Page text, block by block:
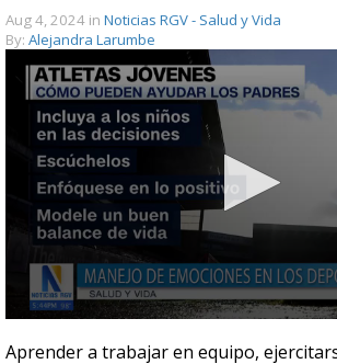
Aug 4, 2024 in Noticias RGV - Salud y Vida
By: Alejandra Larumbe
seconds
Aprender a trabajar en equipo,